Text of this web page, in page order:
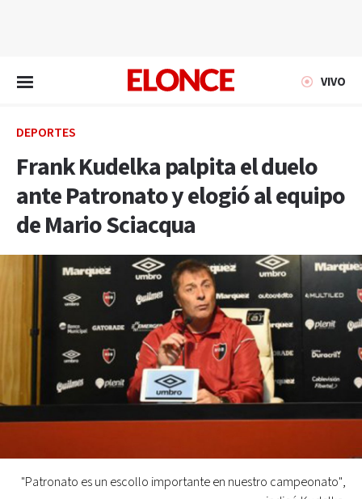
VIVO
DEPORTES
Frank Kudelka palpita el duelo
ante Patronato y elogió al equipo
de Mario Sciacqua
"Patronato es un escollo importante en nuestro campeonato",